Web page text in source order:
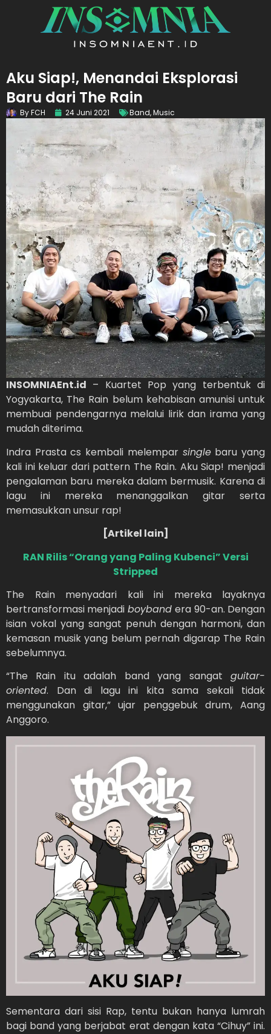
Aku Siap!, Menandai Eksplorasi
Baru dari The Rain
ByFCH 24 Juni 2021 Band,Music
INSOMNIAEnt.id – Kuartet Pop yang terbentuk di
Yogyakarta, The Rain belum kehabisan amunisi untuk
membuai pendengarnya melalui lirik dan irama yang
mudah diterima.
Indra Prasta cs kembali melempar singlebaru yang
kali ini keluar dari pattern The Rain. Aku Siap! menjadi
pengalaman baru mereka dalam bermusik. Karena di
lagu ini mereka menanggalkan gitar serta
memasukkan unsur rap!
[Artikel lain]
RAN Rilis “Orang yang Paling Kubenci” Versi
Stripped
The Rain menyadari kali ini mereka layaknya
bertransformasi menjadi boybandera 90-an. Dengan
isian vokal yang sangat penuh dengan harmoni, dan
kemasan musik yang belum pernah digarap The Rain
sebelumnya.
“The Rain itu adalah band yang sangat guitar-
oriented. Dan di lagu ini kita sama sekali tidak
menggunakan gitar,” ujar penggebuk drum, Aang
Anggoro.
Sementara dari sisi Rap, tentu bukan hanya lumrah
bagi band yang berjabat erat dengan kata “Cihuy” ini.